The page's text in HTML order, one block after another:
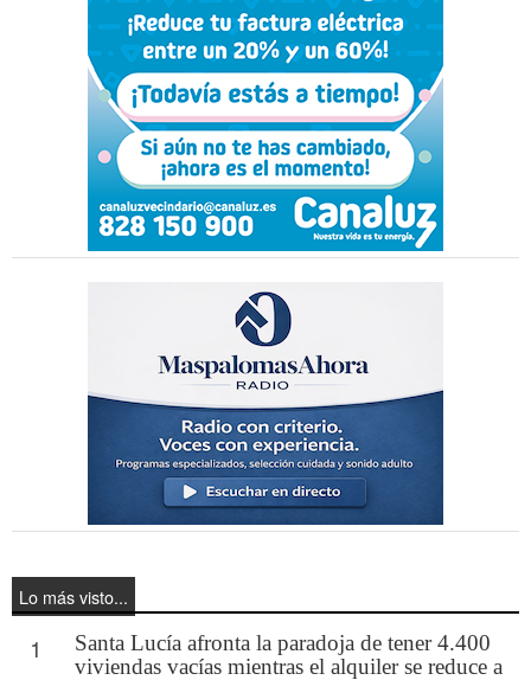
Lo más visto...
1
Santa Lucía afronta la paradoja de tener 4.400
viviendas vacías mientras el alquiler se reduce a